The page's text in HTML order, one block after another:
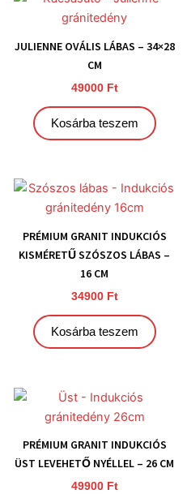
JULIENNE OVÁLIS LÁBAS – 34×28
CM
49000 Ft
Kosárba teszem
PRÉMIUM GRANIT INDUKCIÓS
KISMÉRETŰ SZÓSZOS LÁBAS –
16 CM
34900 Ft
Kosárba teszem
PRÉMIUM GRANIT INDUKCIÓS
ÜST LEVEHETŐ NYÉLLEL – 26 CM
49900 Ft